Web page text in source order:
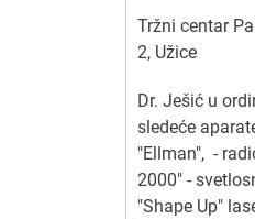
Tržni centar
2, Užice
Dr. Ješić u
sledeće
"Ellman", -
2000" -
"Shape Up"